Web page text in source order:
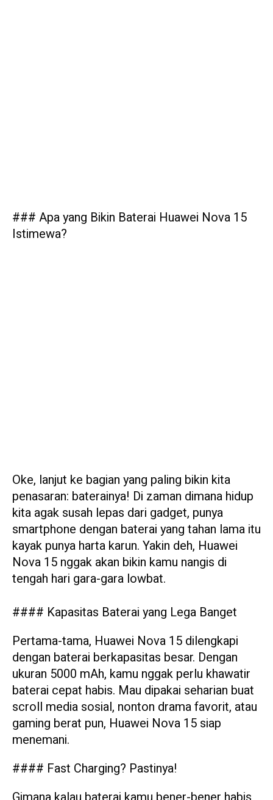
### Apa yang Bikin Baterai Huawei Nova 15
Istimewa?
Oke, lanjut ke bagian yang paling bikin kita
penasaran: baterainya! Di zaman dimana hidup
kita agak susah lepas dari gadget, punya
smartphone dengan baterai yang tahan lama itu
kayak punya harta karun. Yakin deh, Huawei
Nova 15 nggak akan bikin kamu nangis di
tengah hari gara-gara lowbat.
#### Kapasitas Baterai yang Lega Banget
Pertama-tama, Huawei Nova 15 dilengkapi
dengan baterai berkapasitas besar. Dengan
ukuran 5000 mAh, kamu nggak perlu khawatir
baterai cepat habis. Mau dipakai seharian buat
scroll media sosial, nonton drama favorit, atau
gaming berat pun, Huawei Nova 15 siap
menemani.
#### Fast Charging? Pastinya!